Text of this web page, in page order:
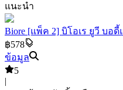
แนะนำ
Biore [แพ็ค 2] บิโอเร ยูวี บอดี้แ
฿578
ข้อมูล
5
|